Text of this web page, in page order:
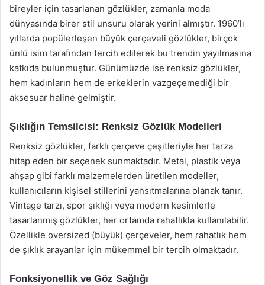
bireyler için tasarlanan gözlükler, zamanla moda
dünyasında birer stil unsuru olarak yerini almıştır. 1960’lı
yıllarda popülerleşen büyük çerçeveli gözlükler, birçok
ünlü isim tarafından tercih edilerek bu trendin yayılmasına
katkıda bulunmuştur. Günümüzde ise renksiz gözlükler,
hem kadınların hem de erkeklerin vazgeçemediği bir
aksesuar haline gelmiştir.
Şıklığın Temsilcisi: Renksiz Gözlük Modelleri
Renksiz gözlükler, farklı çerçeve çeşitleriyle her tarza
hitap eden bir seçenek sunmaktadır. Metal, plastik veya
ahşap gibi farklı malzemelerden üretilen modeller,
kullanıcıların kişisel stillerini yansıtmalarına olanak tanır.
Vintage tarzı, spor şıklığı veya modern kesimlerle
tasarlanmış gözlükler, her ortamda rahatlıkla kullanılabilir.
Özellikle oversized (büyük) çerçeveler, hem rahatlık hem
de şıklık arayanlar için mükemmel bir tercih olmaktadır.
Fonksiyonellik ve Göz Sağlığı